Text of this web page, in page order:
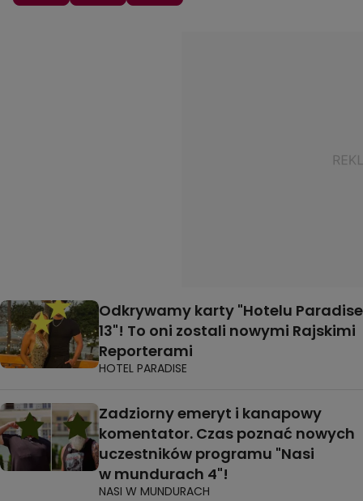
Odkrywamy karty "Hotelu Paradise
13"! To oni zostali nowymi Rajskimi
Reporterami
HOTEL PARADISE
Zadziorny emeryt i kanapowy
komentator. Czas poznać nowych
uczestników programu "Nasi
w mundurach 4"!
NASI W MUNDURACH